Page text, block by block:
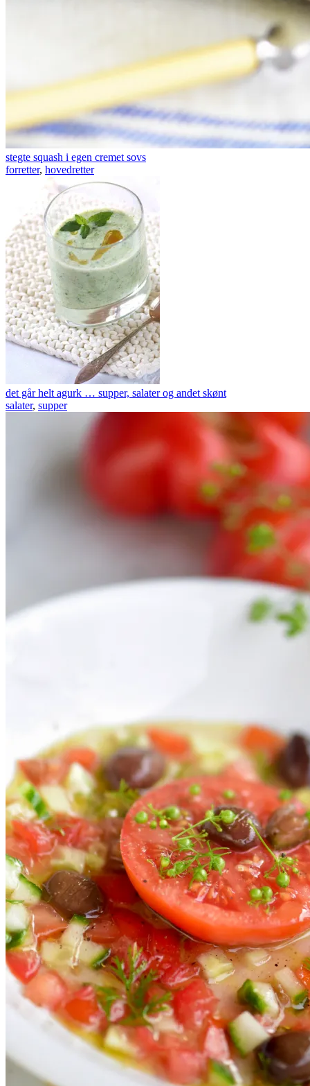
stegte squash i egen cremet sovs
forretter, hovedretter
det går helt agurk … supper, salater og andet skønt
salater, supper